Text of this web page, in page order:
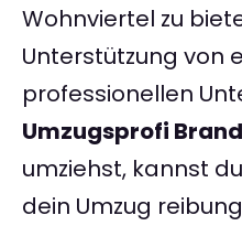
Wohnviertel zu
Unterstützung von
professionellen
Umzugsprofi
umziehst, kannst
dein Umzug